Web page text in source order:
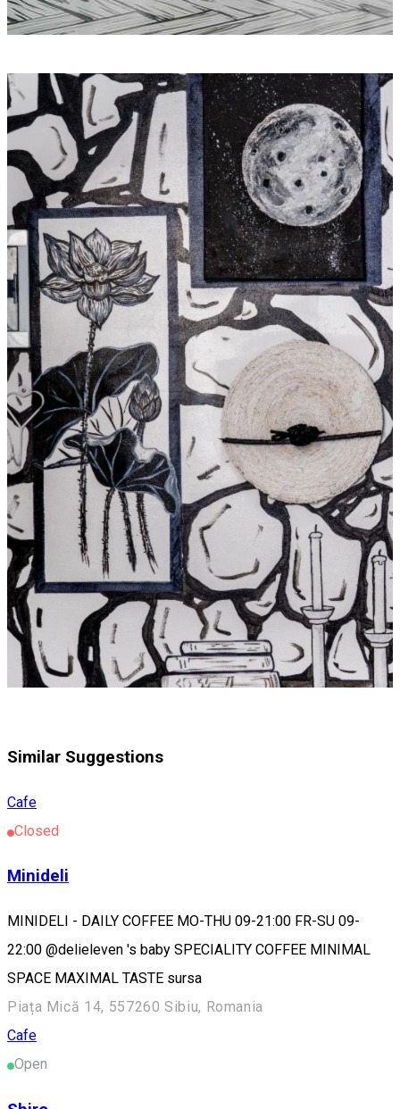
Similar Suggestions
Cafe
Closed
Minideli
MINIDELI - DAILY COFFEE MO-THU 09-21:00 FR-SU 09-
22:00 @delieleven 's baby SPECIALITY COFFEE MINIMAL
SPACE MAXIMAL TASTE sursa
Piața Mică 14, 557260 Sibiu, Romania
Cafe
Open